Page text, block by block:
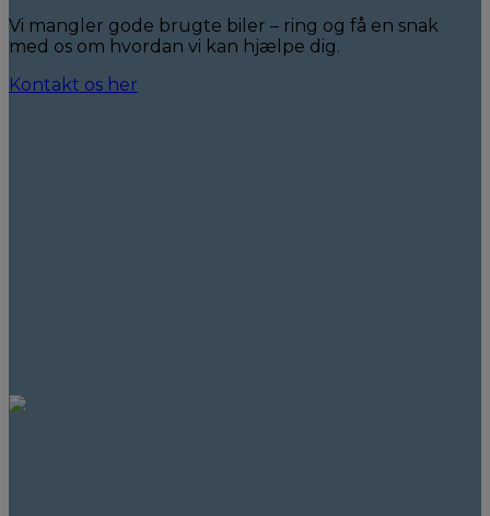
Vi mangler gode brugte biler – ring og få en snak
med os om hvordan vi kan hjælpe dig.
Kontakt os her